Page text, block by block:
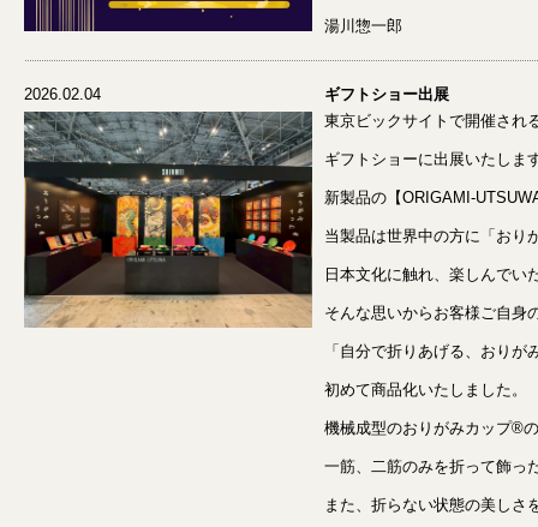
湯川惣一郎
2026.02.04
ギフトショー出展
東京ビックサイトで開催され
ギフトショーに出展いたしま
新製品の【ORIGAMI-
当製品は世界中の方に「おり
日本文化に触れ、楽しんでい
そんな思いからお客様ご自身
「自分で折りあげる、おりが
初めて商品化いたしました。
機械成型のおりがみカップ®
一筋、二筋のみを折って飾っ
また、折らない状態の美しさ